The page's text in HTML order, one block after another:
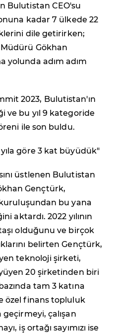
Bulutistan CEO'su
kadar 7 ülkede 22
dile getirirken;
Gökhan
yolunda adım adım
2023, Bulutistan'ın
ve bu yıl 9 kategoride
ile son buldu.
göre 3 kat büyüdük"
üstlenen Bulutistan
Gençtürk,
bu yana
aktardı. 2022 yılının
olduğunu ve birçok
belirten Gençtürk,
teknoloji şirketi,
20 şirketinden biri
tam 3 katına
özel finans topluluk
geçirmeyi, çalışan
iş ortağı sayımızı ise